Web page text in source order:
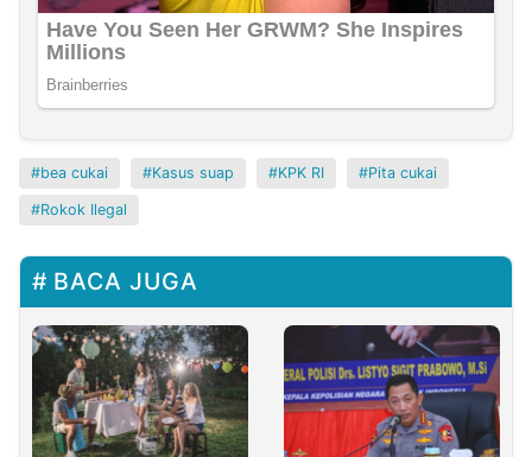
bea cukai Kasus suap KPK RI Pita cukai
Rokok Ilegal
BACA JUGA